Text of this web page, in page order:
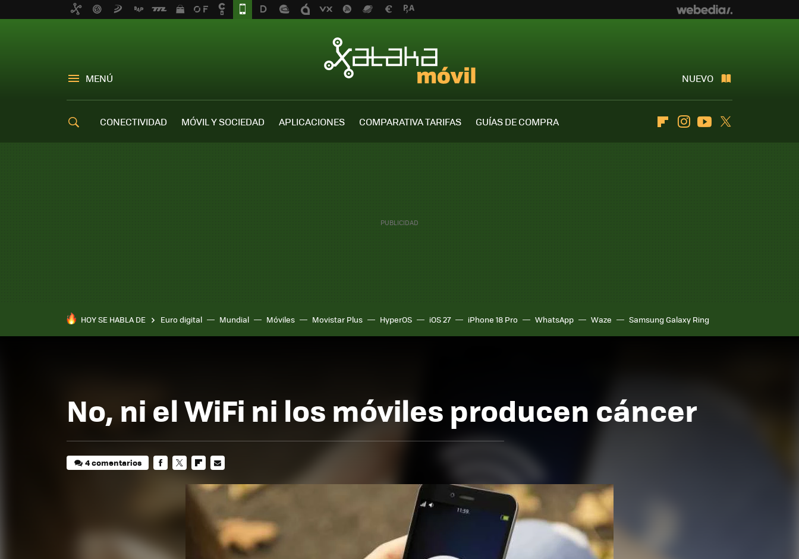
MENÚ NUEVO
CONECTIVIDAD MÓVIL Y SOCIEDAD APLICACIONES COMPARATIVA TARIFAS
GUÍAS DE COMPRA
FlipboardInstagramYoutube
HOY SE HABLA DE Euro digital Mundial Móviles Movistar Plus HyperOS iOS 27 iPhone 18 Pro WhatsApp Waze Samsung Galaxy Ring
No, ni el WiFi ni los móviles producen cáncer
4 comentarios
MAIL